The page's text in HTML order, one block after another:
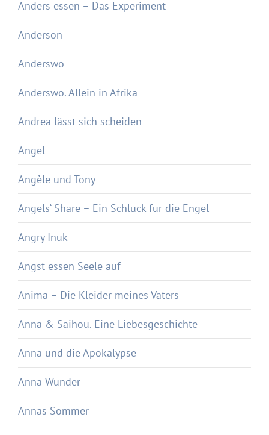
Anders essen – Das Experiment
Anderson
Anderswo
Anderswo. Allein in Afrika
Andrea lässt sich scheiden
Angel
Angèle und Tony
Angels‘ Share – Ein Schluck für die Engel
Angry Inuk
Angst essen Seele auf
Anima – Die Kleider meines Vaters
Anna & Saihou. Eine Liebesgeschichte
Anna und die Apokalypse
Anna Wunder
Annas Sommer